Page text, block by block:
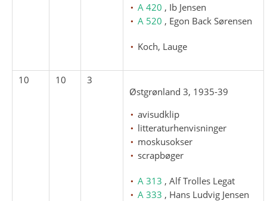
A 420 , Ib Jensen
A 520 , Egon Back Sørensen
Koch, Lauge
10 10
3
Østgrønland 3, 1935-39
avisudklip
litteraturhenvisninger
moskusokser
scrapbøger
A 313 , Alf Trolles Legat
A 333 , Hans Ludvig Jensen